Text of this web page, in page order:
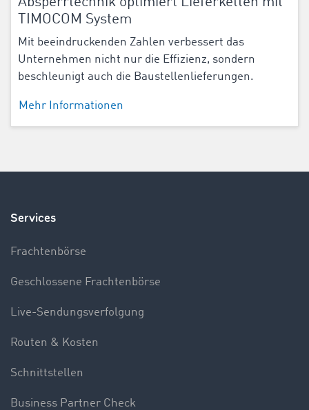
TIMOCOM System
Mit beeindruckenden Zahlen verbessert das
Unternehmen nicht nur die Effizienz, sondern
beschleunigt auch die Baustellenlieferungen.
Mehr Informationen
Services
Frachtenbörse
Geschlossene Frachtenbörse
Live-Sendungsverfolgung
Routen & Kosten
Schnittstellen
Business Partner Check